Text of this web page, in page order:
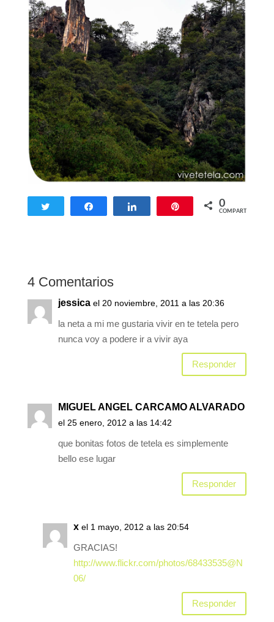
Twittear Compartir Compartir 0
COMPARTIR
4 Comentarios
jessica el 20 noviembre, 2011 a las 20:36
la neta a mi me gustaria vivir en te tetela pero
nunca voy a podere ir a vivir aya
Responder
MIGUEL ANGEL CARCAMO ALVARADO
el 25 enero, 2012 a las 14:42
que bonitas fotos de tetela es simplemente
bello ese lugar
Responder
x el 1 mayo, 2012 a las 20:54
GRACIAS!
http://www.flickr.com/photos/68433535@N
06/
Responder